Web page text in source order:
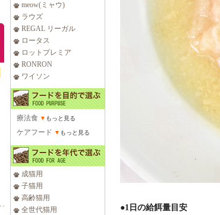
meow(ミャウ)
ラウズ
REGAL リーガル
ロータス
ロットプレミア
RONRON
ワイソン
療法食 ▼ もっと見る
ケアフード ▼ もっと見る
成猫用
子猫用
高齢猫用
全世代猫用
●1日の給餌量目安